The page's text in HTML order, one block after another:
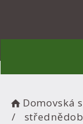
Domovská